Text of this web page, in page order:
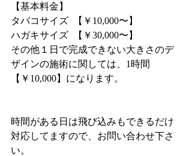
【基本料金】
タバコサイズ  【￥10,000〜】
ハガキサイズ  【￥30,000〜】
その他１日で完成できない大きさのデ
ザインの施術に関しては、1時間
【￥10,000】になります。
時間がある日は飛び込みもできるだけ
対応してますので、お問い合わせ下さ
い。